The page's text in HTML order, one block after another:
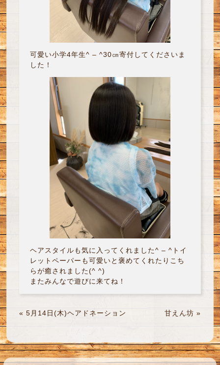
可愛い小学4年生^ – ^30㎝寄付してくださいま
した！
ヘアスタイルも気に入ってくれました^ – ^トイ
レットペーパーも可愛いと褒めてくれたりこち
らが癒されました(^ ^)
またみんなで遊びに来てね！
« 5月14日(木)ヘアドネーション 甘えん坊 »